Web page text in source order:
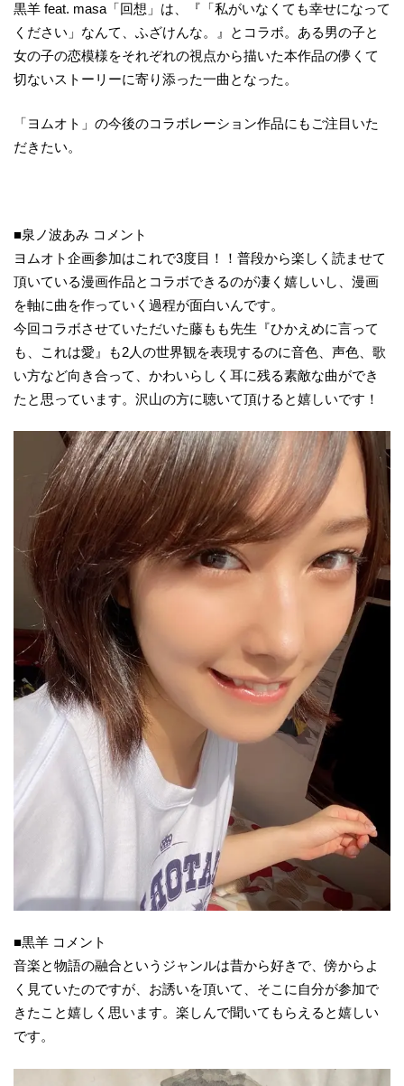
黒羊 feat. masa「回想」は、『「私がいなくても幸せになって
ください」なんて、ふざけんな。』とコラボ。ある男の子と
女の子の恋模様をそれぞれの視点から描いた本作品の儚くて
切ないストーリーに寄り添った一曲となった。
「ヨムオト」の今後のコラボレーション作品にもご注目いた
だきたい。
■泉ノ波あみ コメント
ヨムオト企画参加はこれで3度目！！普段から楽しく読ませて
頂いている漫画作品とコラボできるのが凄く嬉しいし、漫画
を軸に曲を作っていく過程が面白いんです。
今回コラボさせていただいた藤もも先生『ひかえめに言って
も、これは愛』も2人の世界観を表現するのに音色、声色、歌
い方など向き合って、かわいらしく耳に残る素敵な曲ができ
たと思っています。沢山の方に聴いて頂けると嬉しいです！
■黒羊 コメント
音楽と物語の融合というジャンルは昔から好きで、傍からよ
く見ていたのですが、お誘いを頂いて、そこに自分が参加で
きたこと嬉しく思います。楽しんで聞いてもらえると嬉しい
です。